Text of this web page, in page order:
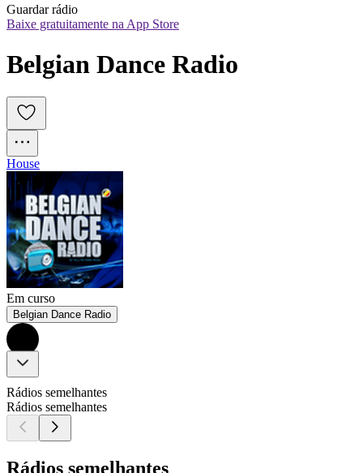
Guardar rádio
Baixe gratuitamente na App Store
Belgian Dance Radio
House
Em curso
Belgian Dance Radio
Rádios semelhantes
Rádios semelhantes
Rádios semelhantes